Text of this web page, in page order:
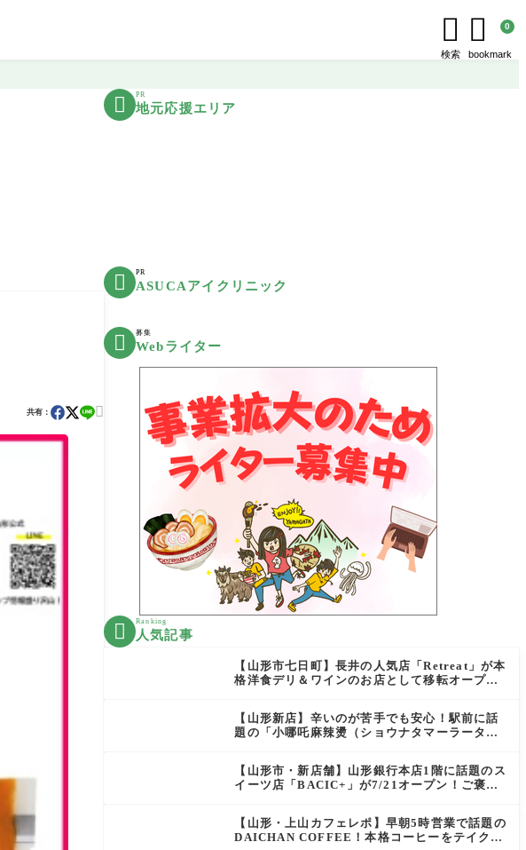

検索
 0
bookmark
共有： 
 PR
地元応援エリア
 PR
ASUCAアイクリニック
 募集
Webライター
 Ranking
人気記事
【山形市七日町】長井の人気店「Retreat」が本
格洋食デリ＆ワインのお店として移転オープン
【山形新店】辛いのが苦手でも安心！駅前に話
題の「小哪吒麻辣燙（ショウナタマーラータ
【山形市・新店舗】山形銀行本店1階に話題のス
イーツ店「BACIC+」が7/21オープン！ご褒美
【山形・上山カフェレポ】早朝5時営業で話題の
DAICHAN COFFEE！本格コーヒーをテイクア